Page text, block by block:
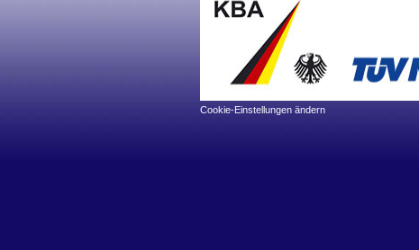
Cookie-Einstellungen ändern